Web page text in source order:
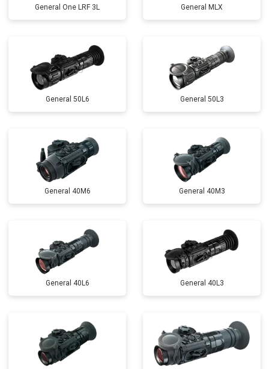
General One LRF 3L General MLX
General 50L6 General 50L3
General 40M6 General 40M3
General 40L6 General 40L3